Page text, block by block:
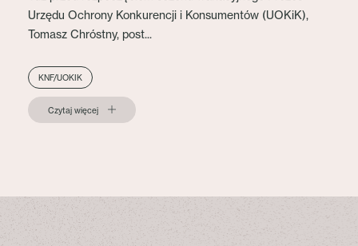
Urzędu Ochrony Konkurencji i Konsumentów (UOKiK),
Tomasz Chróstny, post...
KNF/UOKIK
Czytaj więcej